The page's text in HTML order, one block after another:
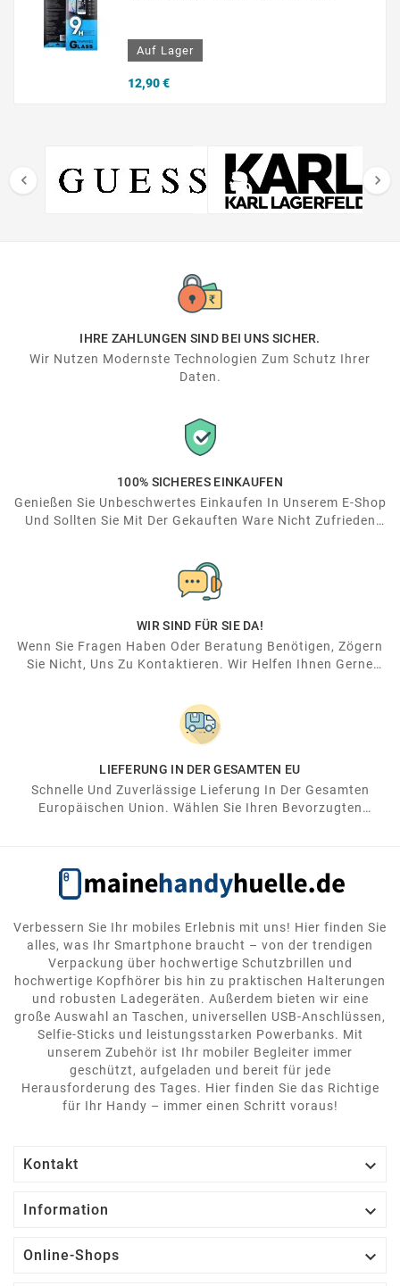
Auf Lager
12,90 €Preis
 
IHRE ZAHLUNGEN SIND BEI UNS SICHER.
Wir Nutzen Modernste Technologien Zum Schutz Ihrer
Daten.
100% SICHERES EINKAUFEN
Genießen Sie Unbeschwertes Einkaufen In Unserem E-Shop
Und Sollten Sie Mit Der Gekauften Ware Nicht Zufrieden
WIR SIND FÜR SIE DA!
Wenn Sie Fragen Haben Oder Beratung Benötigen, Zögern
Sie Nicht, Uns Zu Kontaktieren. Wir Helfen Ihnen Gerne
LIEFERUNG IN DER GESAMTEN EU
Schnelle Und Zuverlässige Lieferung In Der Gesamten
Europäischen Union. Wählen Sie Ihren Bevorzugten
Verbessern Sie Ihr mobiles Erlebnis mit uns! Hier finden Sie
alles, was Ihr Smartphone braucht – von der trendigen
Verpackung über hochwertige Schutzbrillen und
hochwertige Kopfhörer bis hin zu praktischen Halterungen
und robusten Ladegeräten. Außerdem bieten wir eine
große Auswahl an Taschen, universellen USB-Anschlüssen,
Selfie-Sticks und leistungsstarken Powerbanks. Mit
unserem Zubehör ist Ihr mobiler Begleiter immer
geschützt, aufgeladen und bereit für jede
Herausforderung des Tages. Hier finden Sie das Richtige
für Ihr Handy – immer einen Schritt voraus!
Kontakt 
Information 
Online-Shops 